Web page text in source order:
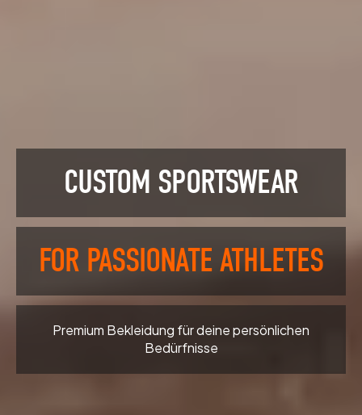
CUSTOM SPORTSWEAR
FOR PASSIONATE ATHLETES
Premium Bekleidung für deine persönlichen
Bedürfnisse